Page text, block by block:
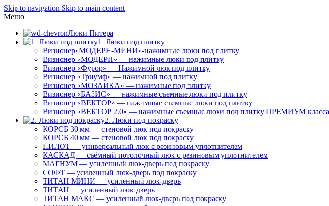
Skip to navigation Skip to main content
Меню
Люки Питера
1. Люки под плитку
Визионер»МОДЕРН-МИНИ»-нажимные люки под плитку
Визионер «МОДЕРН» — нажимные люки под плитку
Визионер «Фурор» — Нажимной люк под плитку
Визионер «Триумф» — нажимной под плитку
Визионер «МОЗАИКА» — нажимные под плитку
Визионер «БАЗИС» — нажимные съемные люки под плитку
Визионер «ВЕКТОР» — нажимные съемные люки под плитку
Визионер «ВЕКТОР 2.0» — нажимные съемные люки под плитку ПРЕМИУМ класса
2. Люки под покраску
КОРОБ 30 мм — стеновой люк под покраску
КОРОБ 40 мм — стеновой люк под покраску
ПИЛОТ — универсальный люк с резиновым уплотнителем
КАСКАД — съёмный потолочный люк с резиновым уплотнителем
МАГНУМ — усиленный люк-дверь под покраску
СОФТ — усиленный люк-дверь под покраску
ТИТАН МИНИ — усиленный люк-дверь
ТИТАН — усиленный люк-дверь
ТИТАН МАКС — усиленный люк-дверь под покраску